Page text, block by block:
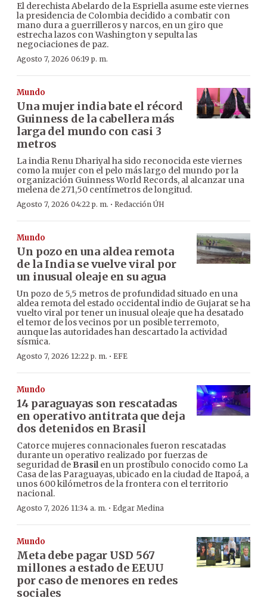
El derechista Abelardo de la Espriella asume este viernes
la presidencia de Colombia decidido a combatir con
mano dura a guerrilleros y narcos, en un giro que
estrecha lazos con Washington y sepulta las
negociaciones de paz.
Agosto 7, 2026 06:19 p. m.
Mundo
Una mujer india bate el récord
Guinness de la cabellera más
larga del mundo con casi 3
metros
La india Renu Dhariyal ha sido reconocida este viernes
como la mujer con el pelo más largo del mundo por la
organización Guinness World Records, al alcanzar una
melena de 271,50 centímetros de longitud.
Agosto 7, 2026 04:22 p. m. · Redacción ÚH
Mundo
Un pozo en una aldea remota
de la India se vuelve viral por
un inusual oleaje en su agua
Un pozo de 5,5 metros de profundidad situado en una
aldea remota del estado occidental indio de Gujarat se ha
vuelto viral por tener un inusual oleaje que ha desatado
el temor de los vecinos por un posible terremoto,
aunque las autoridades han descartado la actividad
sísmica.
Agosto 7, 2026 12:22 p. m. · EFE
Mundo
14 paraguayas son rescatadas
en operativo antitrata que deja
dos detenidos en Brasil
Catorce mujeres connacionales fueron rescatadas
durante un operativo realizado por fuerzas de
seguridad de Brasilen un prostíbulo conocido como La
Casa de las Paraguayas, ubicado en la ciudad de Itapoá, a
unos 600 kilómetros de la frontera con el territorio
nacional.
Agosto 7, 2026 11:34 a. m. · Edgar Medina
Mundo
Meta debe pagar USD 567
millones a estado de EEUU
por caso de menores en redes
sociales